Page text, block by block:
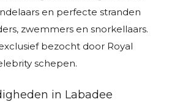
en perfecte stranden
zwemmers en snorkellaars.
bezocht door Royal
schepen.
in Labadee